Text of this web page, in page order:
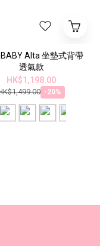
Alta 坐墊式背帶
透氣款
HK$1,198.00
-20%